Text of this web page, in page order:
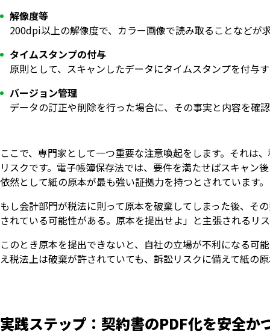
解像度等
200dpi以上の解像度で、カラー画像で読み取ることなどが
タイムスタンプの付与
原則として、スキャンしたデータにタイムスタンプを付与
バージョン管理
データの訂正や削除を行った場合に、その事実と内容を確
ここで、専門家として一つ重要な注意喚起をします。それは
リスクです。電子帳簿保存法では、要件を満たせばスキャン
依然として紙の原本が最も強い証拠力を持つとされています。
もし会計部門が税法に則って原本を破棄してしまった後、そ
されている可能性がある。原本を提出せよ」と主張されるリ
このとき原本を提出できないと、自社の立場が不利になる可
え税法上は破棄が許されていても、訴訟リスクに備えて紙の
実践ステップ：契約書のPDF化を安全か